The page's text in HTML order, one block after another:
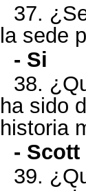
37.
la sede
- Si
38.
ha sido
historia
- Scott
39.